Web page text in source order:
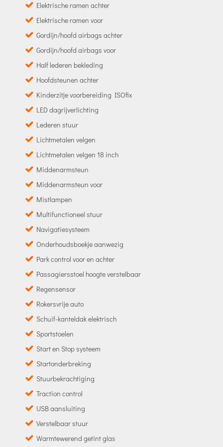
Elektrische ramen achter
Elektrische ramen voor
Gordijn/hoofd airbags achter
Gordijn/hoofd airbags voor
Half lederen bekleding
Hoofdsteunen achter
Kinderzitje voorbereiding ISOfix
LED dagrijverlichting
Lederen stuur
Lichtmetalen velgen
Lichtmetalen velgen 18 inch
Middenarmsteun
Middenarmsteun voor
Mistlampen
Multifunctioneel stuur
Navigatiesysteem
Onderhoudsboekje aanwezig
Park control voor en achter
Passagiersstoel hoogte verstelbaar
Regensensor
Rokersvrije auto
Schuif-kanteldak elektrisch
Sportstoelen
Start en Stop systeem
Startonderbreking
Stuurbekrachtiging
Traction control
USB aansluiting
Verstelbaar stuur
Warmtewerend getint glas